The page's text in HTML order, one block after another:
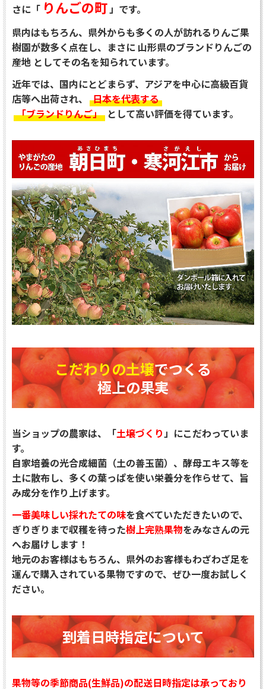
さに「 りんごの町」です。
県内はもちろん、県外からも多くの人が訪れるりんご果
樹園が数多く点在し、まさに 山形県のブランドりんごの
産地 としてその名を知られています。
近年では、国内にとどまらず、アジアを中心に高級百貨
店等へ出荷され、
日本を代表する
「ブランドりんご」 として高い評価を得ています。
こだわりの土壌でつくる
極上の果実
当ショップの農家は、「土壌づくり」にこだわっていま
す。
自家培養の光合成細菌（土の善玉菌）、酵母エキス等を
土に散布し、 多くの葉っぱを使い栄養分を作らせて、旨
み成分を作り上げます。
一番美味しい採れたての味を食べていただきたいので、
ぎりぎりまで収穫を待った樹上完熟果物をみなさんの元
へお届けします！
地元のお客様はもちろん、県外のお客様もわざわざ足を
運んで購入されている果物ですので、ぜひ一度お試しく
ださい。
到着日時指定について
果物等の季節商品(生鮮品)の配送日時指定は承っており